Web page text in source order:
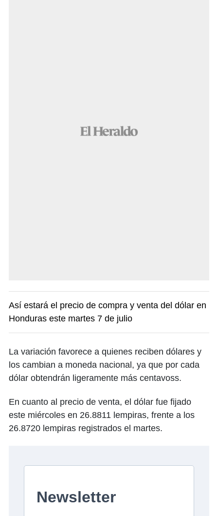
Así estará el precio de compra y venta del dólar en
Honduras este martes 7 de julio
La variación favorece a quienes reciben dólares y
los cambian a moneda nacional, ya que por cada
dólar obtendrán ligeramente más centavoss.
En cuanto al precio de venta, el dólar fue fijado
este miércoles en 26.8811 lempiras, frente a los
26.8720 lempiras registrados el martes.